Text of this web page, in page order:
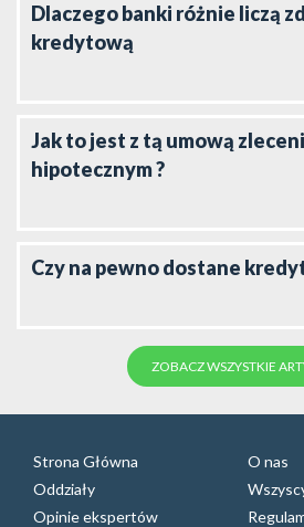
Dlaczego banki różnie liczą
kredytową
Jak to jest z tą umową
hipotecznym ?
Czy na pewno dostane
ZOBACZ WSZYSTKIE
Strona Główna
O nas
Oddziały
Opinie ekspertów